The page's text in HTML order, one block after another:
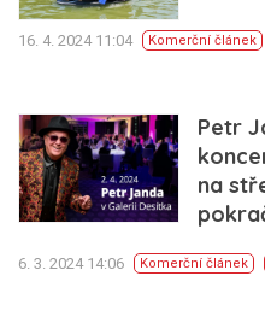
16. 4. 2024 11:04 Komerční článek
Petr
na
6. 3. 2024 14:06 Komerční článek